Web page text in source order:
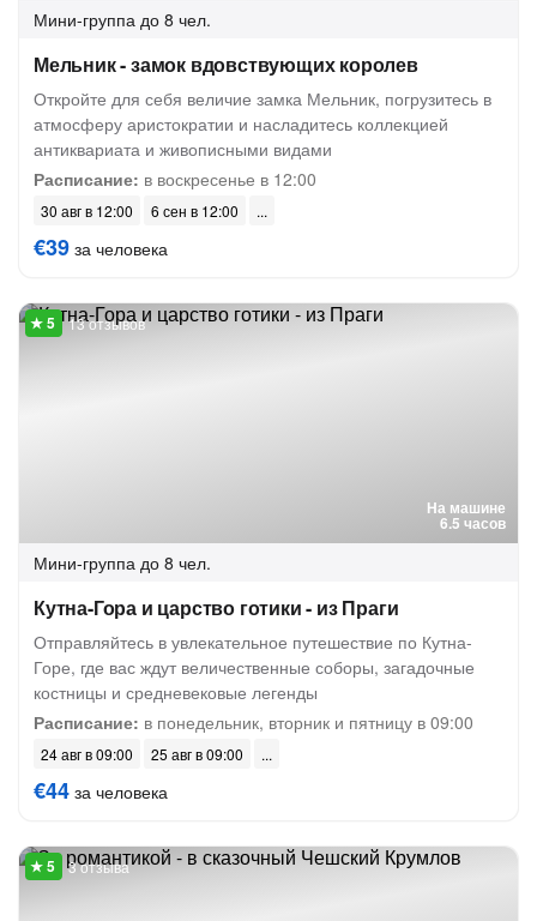
Мини-группа до 8 чел.
Мельник - замок вдовствующих королев
Откройте для себя величие замка Мельник, погрузитесь в
атмосферу аристократии и насладитесь коллекцией
антиквариата и живописными видами
Расписание: в воскресенье в 12:00
30 авг в 12:00 6 сен в 12:00
€39 за человека
На машине
6.5 часов
13 отзывов
Мини-группа до 8 чел.
Кутна-Гора и царство готики - из Праги
Отправляйтесь в увлекательное путешествие по Кутна-
Горе, где вас ждут величественные соборы, загадочные
костницы и средневековые легенды
Расписание: в понедельник, вторник и пятницу в 09:00
24 авг в 09:00 25 авг в 09:00
€44 за человека
3 отзыва